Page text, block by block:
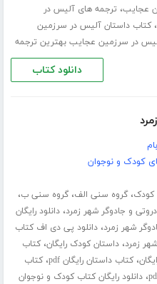
عجایب، ترجمه های آلیس در
،کتاب داستان آلیس در سرزمین
در سرزمین عجایب بهترین ترجمه
دانلود کتاب
کودک و نوجوان
کودک،گروه سنی الف،گروه سنی ب،
،دانلود رایگان
شهر زمرد،دانلود پی دی اف کتاب
زمرد،داستان کودک رایگان،کتاب
،کتاب داستان رایگان pdf ،کتاب
،دانلود رایگان کتاب کودک و نوجوان